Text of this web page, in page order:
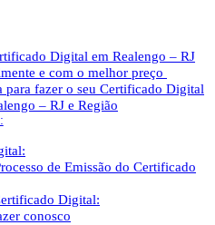
Digital em Realengo – RJ
e com o melhor preço
para fazer o seu Certificado Digital
– RJ e Região
de Emissão do Certificado
Digital:
conosco